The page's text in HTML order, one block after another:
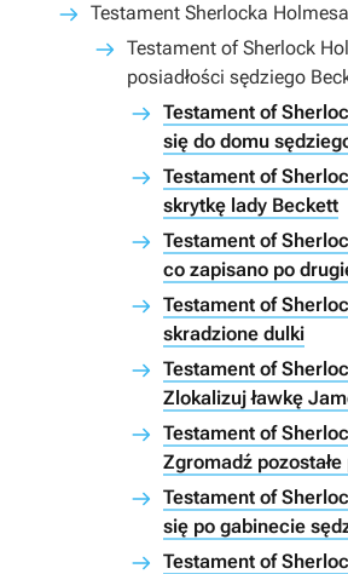
Testament Sherlocka
Testament of Sherlock
posiadłości sędziego
Testament of
się do domu
Testament of
skrytkę lady Beckett
Testament of
co zapisano po
Testament of
skradzione dulki
Testament of
Zlokalizuj ławkę
Testament of
Zgromadź
Testament of
się po gabinecie
Testament of